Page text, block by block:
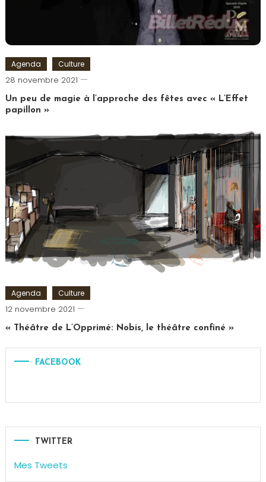
Agenda Culture
28 novembre 2021
Cédric
Cilia
Un peu de magie à l’approche des fêtes avec « L’Effet
papillon »
Comédie
Michel
L'Effet
Papillon,
Mentaliste
,
Théâtre
Agenda Culture
12 novembre 2021
Cédric
Cilia
« Théâtre de L’Opprimé: Nobis, le théâtre confiné »
FACEBOOK
TWITTER
Mes Tweets